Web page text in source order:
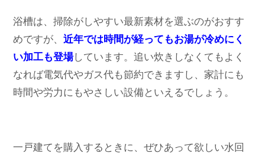
浴槽は、掃除がしやすい最新素材を選ぶのがおすす
めですが、 近年では時間が経ってもお湯が冷めにく
い加工も登場しています。追い炊きしなくてもよく
なれば電気代やガス代も節約できますし、家計にも
時間や労力にもやさしい設備といえるでしょう。
一戸建てを購入するときに、ぜひあって欲しい水回